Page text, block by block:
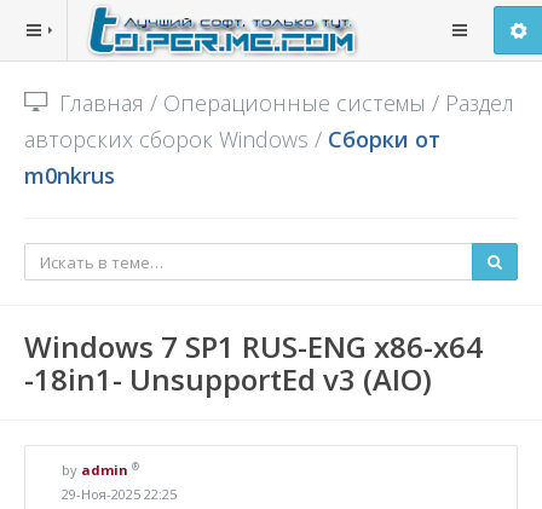
Главная / Операционные системы / Раздел
авторских сборок Windows / Сборки от
m0nkrus
Windows 7 SP1 RUS-ENG x86-x64
-18in1- UnsupportEd v3 (AIO)
by admin ®
29-Ноя-2025 22:25